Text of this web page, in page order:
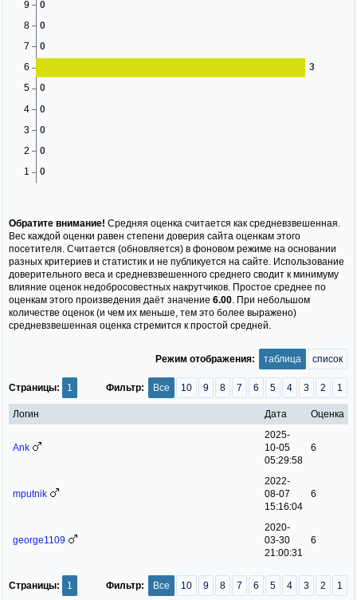
Обратите внимание! Средняя оценка считается как средневзвешенная.
Вес каждой оценки равен степени доверия сайта оценкам этого
посетителя. Считается (обновляется) в фоновом режиме на основании
разных критериев и статистик и не публикуется на сайте. Использование
доверительного веса и средневзвешенного среднего сводит к минимуму
влияние оценок недобросовестных накрутчиков. Простое среднее по
оценкам этого произведения даёт значение 6.00 . При небольшом
количестве оценок (и чем их меньше, тем это более выражено)
средневзвешенная оценка стремится к простой средней.
Режим отображения: таблица список
Все 10 9 8 7 6 5 4 3 2 1
Фильтр:
Страницы: 1
Логин Дата Оценка
Ank
2025-
10-05
05:29:58
6
mputnik
2022-
08-07
15:16:04
6
george1109
2020-
03-30
21:00:31
6
Все 10 9 8 7 6 5 4 3 2 1
Фильтр:
Страницы: 1